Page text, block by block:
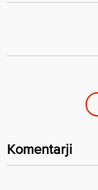
Komentarji